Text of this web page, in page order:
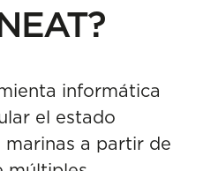
informática
el estado
a partir de